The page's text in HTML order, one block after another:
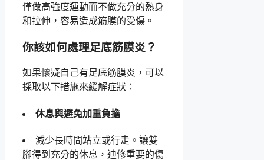
僅做高強度運動而不做充分的熱身
和拉伸，容易造成筋膜的受傷。
你該如何處理足底筋膜炎？
如果懷疑自己有足底筋膜炎，可以
採取以下措施來緩解症狀：
休息與避免加重負擔
減少長時間站立或行走。讓雙
腳得到充分的休息，迪修重要的傷